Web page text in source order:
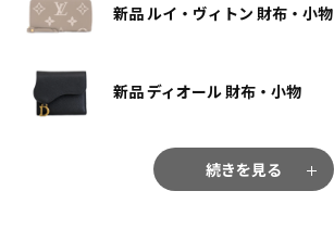
新品 ルイ・ヴィトン 財布・小物
新品 ディオール 財布・小物
続きを見る